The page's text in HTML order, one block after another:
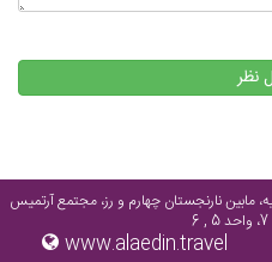
نظر
مابین نارنجستان چهارم و رز، مجتمع آرتمیس
www.alaedin.travel